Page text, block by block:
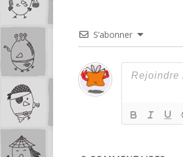
S’abonner